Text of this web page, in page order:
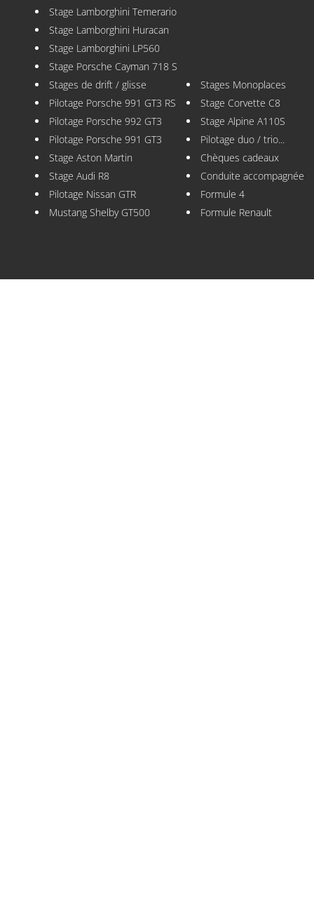
Stage Lamborghini Temerario
Stage Lamborghini Huracan
Stage Lamborghini LP560
Stage Porsche Cayman 718 S
Stages de drift / glisse
Pilotage Porsche 991 GT3 RS
Pilotage Porsche 992 GT3
Pilotage Porsche 991 GT3
Stage Aston Martin
Stage Audi R8
Pilotage Nissan GTR
Mustang Shelby GT500
Stages Monoplaces
Stage Corvette C8
Stage Alpine A110S
Pilotage duo / trio...
Chèques cadeaux
Conduite accompagnée
Formule 4
Formule Renault